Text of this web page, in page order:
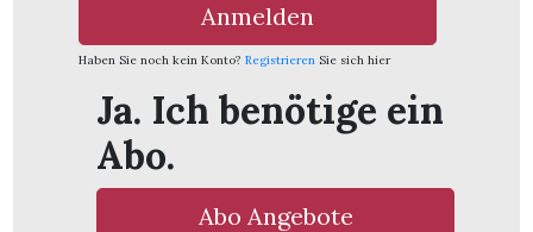
Anmelden
Haben Sie noch kein Konto? Registrieren Sie sich hier
Ja. Ich benötige ein
Abo.
Abo Angebote